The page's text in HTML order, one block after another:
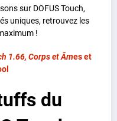
sur DOFUS Touch,
uniques, retrouvez les
!
1.66, Corps et Âmes et
du